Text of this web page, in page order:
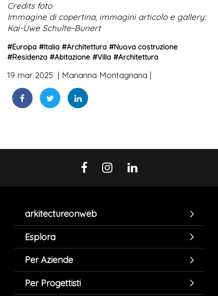
Credits foto
Immagine di copertina, immagini articolo e gallery:
Kai-Uwe Schulte-Bunert
#Europa #Italia #Architettura #Nuova costruzione
#Residenza #Abitazione #Villa #Architettura
19 mar 2025 Marianna Montagnana
arkitectureonweb
Esplora
Per Aziende
Per Progettisti